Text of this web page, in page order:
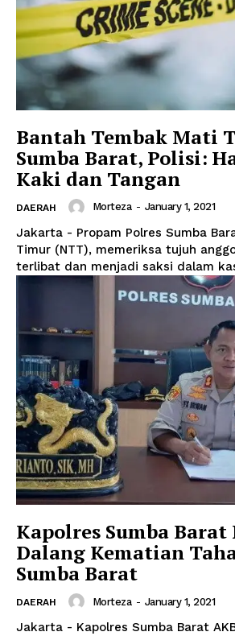
Bantah Tembak Mati
Sumba Barat, Polisi:
Kaki dan Tangan
DAERAH Morteza - January 1, 2021
Jakarta - Propam Polres Sumba Barat, Nusa Tenggara
Timur (NTT), memeriksa tujuh
terlibat dan menjadi saksi dalam
Kapolres Sumba Barat
Dalang Kematian
Sumba Barat
DAERAH Morteza - January 1, 2021
Jakarta - Kapolres Sumba Barat AKBP FX Irwan